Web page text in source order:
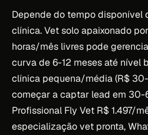
Depende do tempo disponível
clínica. Vet solo apaixonado
horas/mês livres pode
curva de 6-12 meses até nível
clínica pequena/média (R$
começar a captar lead em 30-
Profissional Fly Vet R$ 1.497/
especialização vet pronta,